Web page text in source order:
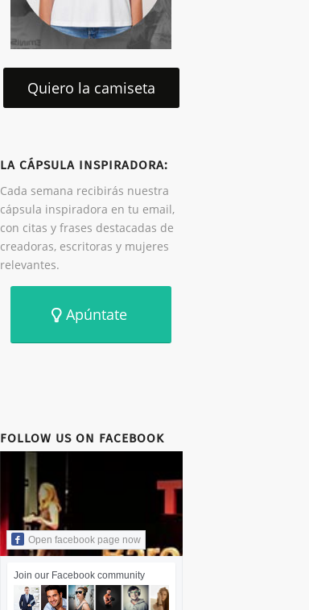
Quiero la camiseta
LA CÁPSULA INSPIRADORA:
Cada semana recibirás nuestra
cápsula inspiradora en tu email,
con citas y frases destacadas de
creadoras, escritoras y mujeres
relevantes.
Apúntate
FOLLOW US ON FACEBOOK
Open facebook page now
Join our Facebook community